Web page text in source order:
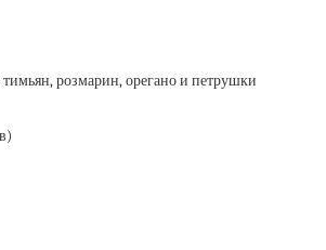
розмарин, орегано и петрушки